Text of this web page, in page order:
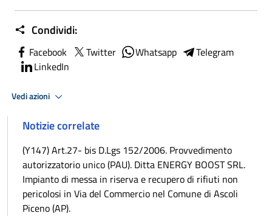
Condividi:
Facebook Twitter Whatsapp
Telegram
LinkedIn
Vedi azioni
Notizie correlate
(Y147) Art.27- bis D.Lgs 152/2006. Provvedimento
autorizzatorio unico (PAU). Ditta ENERGY BOOST SRL.
Impianto di messa in riserva e recupero di rifiuti non
pericolosi in Via del Commercio nel Comune di Ascoli
Piceno (AP).